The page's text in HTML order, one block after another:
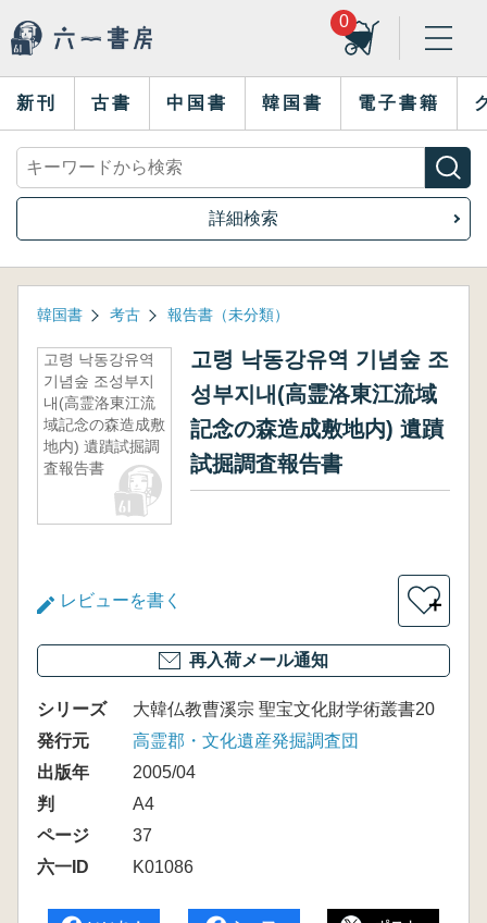
0
新刊 古書 中国書 韓国書 電子書籍
詳細検索
韓国書 考古 報告書（未分類）
고령 낙동강유역
기념숲 조성부지
내(高霊洛東江流
域記念の森造成敷
地内) 遺蹟試掘調
査報告書
고령 낙동강유역 기념숲 조
성부지내(高霊洛東江流域
記念の森造成敷地内) 遺蹟
試掘調査報告書
レビューを書く ＋
再入荷メール通知
シリーズ
大韓仏教曹溪宗 聖宝文化財学術叢書20
発行元
高霊郡・文化遺産発掘調査団
出版年
2005/04
判
A4
ページ
37
六一ID
K01086